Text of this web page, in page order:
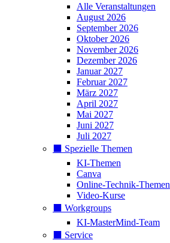
Alle Veranstaltungen
August 2026
September 2026
Oktober 2026
November 2026
Dezember 2026
Januar 2027
Februar 2027
März 2027
April 2027
Mai 2027
Juni 2027
Juli 2027
⬛️ Spezielle Themen
KI-Themen
Canva
Online-Technik-Themen
Video-Kurse
⬛️ Workgroups
KI-MasterMind-Team
⬛️ Service